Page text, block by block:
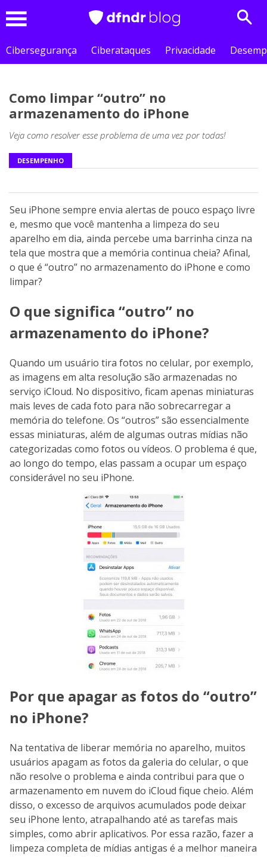
Cibersegurança
Ciberataques Privacidade
Como limpar “outro” no
armazenamento do iPhone
Veja como resolver esse problema de uma vez por todas!
DESEMPENHO
Seu iPhone sempre envia alertas de pouco espaço livre
e, mesmo que você mantenha a limpeza do seu
aparelho em dia, ainda percebe uma barrinha cinza na
tela que mostra que a memória continua cheia? Afinal,
o que é “outro” no armazenamento do iPhone e como
limpar?
O que significa “outro” no
armazenamento do iPhone?
Quando um usuário tira fotos no celular, por exemplo,
as imagens em alta resolução são armazenadas no
serviço iCloud. No dispositivo, ficam apenas miniaturas
mais leves de cada foto para não sobrecarregar a
memória do telefone. Os “outros” são essencialmente
essas miniaturas, além de algumas outras mídias não
categorizadas como fotos ou vídeos. O problema é que,
ao longo do tempo, elas passam a ocupar um espaço
considerável no seu iPhone.
Por que apagar as fotos do “outro”
no iPhone?
Na tentativa de liberar memória no aparelho, muitos
usuários apagam as fotos da galeria do celular, o que
não resolve o problema e ainda contribui para que o
armazenamento em nuvem do iCloud fique cheio. Além
disso, o excesso de arquivos acumulados pode deixar
seu iPhone lento, atrapalhando até as tarefas mais
simples, como abrir aplicativos. Por essa razão, fazer a
limpeza completa de mídias antigas é a melhor maneira